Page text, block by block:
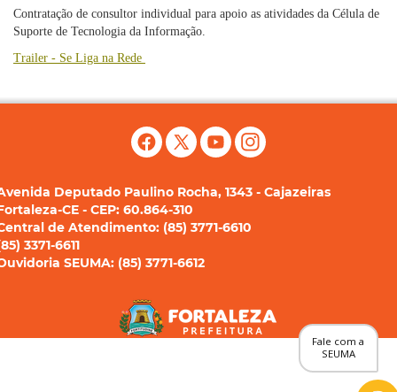
Contratação de consultor individual para apoio as atividades da Célula de
Suporte de Tecnologia da Informação.
Trailer - Se Liga na Rede
Deputado Paulino Rocha, 1343 - Cajazeiras
CE - CEP: 60.864-310
de Atendimento: (85) 3771-6610
3371-6611
SEUMA: (85) 3771-6612